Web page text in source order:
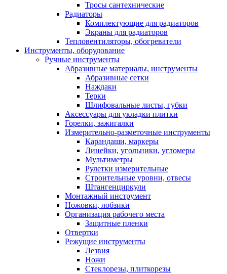
Тросы сантехнические
Радиаторы
Комплектующие для радиаторов
Экраны для радиаторов
Тепловентиляторы, обогреватели
Инструменты, оборудование
Ручные инструменты
Абразивные материалы, инструменты
Абразивные сетки
Наждаки
Терки
Шлифовальные листы, губки
Аксессуары для укладки плитки
Горелки, зажигалки
Измерительно-разметочные инструменты
Карандаши, маркеры
Линейки, угольники, угломеры
Мультиметры
Рулетки измерительные
Строительные уровни, отвесы
Штангенциркули
Монтажный инструмент
Ножовки, лобзики
Организация рабочего места
Защитные пленки
Отвертки
Режущие инструменты
Лезвия
Ножи
Стеклорезы, плиткорезы